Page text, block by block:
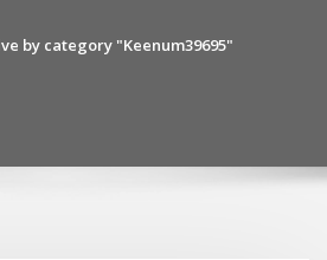
by category "Keenum39695"